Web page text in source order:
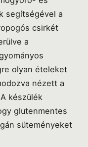
segítségével a
csirkét
a
olyan ételeket
nézett a
készülék
glutenmentes
süteményeket